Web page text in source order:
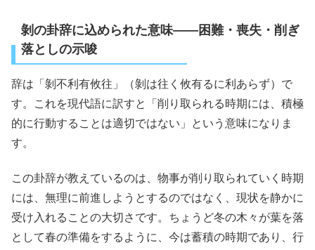
剝の卦辞に込められた意味――困難・喪失・削ぎ
落としの示唆
辞は「剝不利有攸往」（剝は往く攸有るに利あらず）で
す。これを現代語に訳すと「削り取られる時期には、積極
的に行動することは適切ではない」という意味になりま
す。
この卦辞が教えているのは、物事が削り取られていく時期
には、無理に前進しようとするのではなく、現状を静かに
受け入れることの大切さです。ちょうど冬の木々が葉を落
として春の準備をするように、今は蓄積の時期であり、行